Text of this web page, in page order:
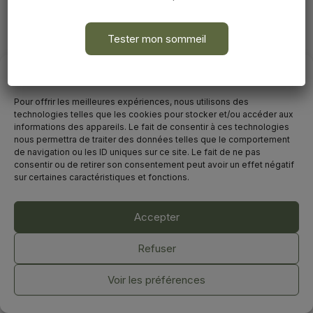
Pour offrir les meilleures expériences, nous utilisons des
technologies telles que les cookies pour stocker et/ou accéder aux
informations des appareils. Le fait de consentir à ces technologies
nous permettra de traiter des données telles que le comportement
de navigation ou les ID uniques sur ce site. Le fait de ne pas
consentir ou de retirer son consentement peut avoir un effet négatif
sur certaines caractéristiques et fonctions.
Accepter
Refuser
Voir les préférences
©2025. Marion Vallès-Dordal
Mentions légales & Politique de confidentialité-CGV
Tester mon sommeil